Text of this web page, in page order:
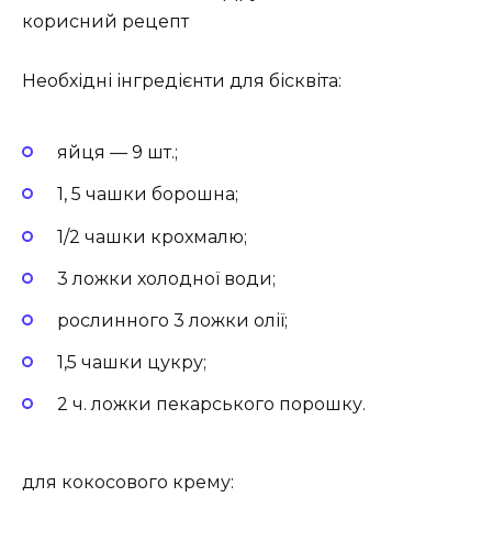
корисний рецепт
Необхідні інгредієнти для бісквіта:
яйця — 9 шт.;
1, 5 чашки борошна;
1/2 чашки крохмалю;
3 ложки холодної води;
рослинного 3 ложки олії;
1,5 чашки цукру;
2 ч. ложки пекарського порошку.
для кокосового крему: